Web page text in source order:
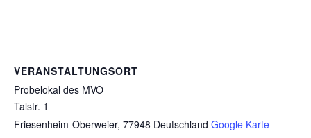
VERANSTALTUNGSORT
Probelokal des MVO
Talstr. 1
Friesenheim-Oberweier, 77948 Deutschland Google Karte